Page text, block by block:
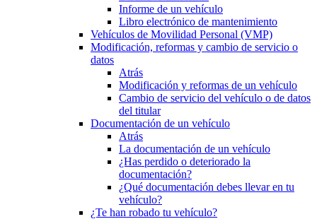
Informe de un vehículo
Libro electrónico de mantenimiento
Vehículos de Movilidad Personal (VMP)
Modificación, reformas y cambio de servicio o
datos
Atrás
Modificación y reformas de un vehículo
Cambio de servicio del vehículo o de datos
del titular
Documentación de un vehículo
Atrás
La documentación de un vehículo
¿Has perdido o deteriorado la
documentación?
¿Qué documentación debes llevar en tu
vehículo?
¿Te han robado tu vehículo?